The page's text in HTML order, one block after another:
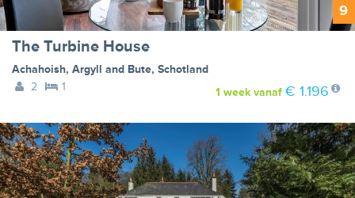
9
The Turbine House
Achahoish, Argyll and Bute, Schotland
2
1 1 weekvanaf € 1.196